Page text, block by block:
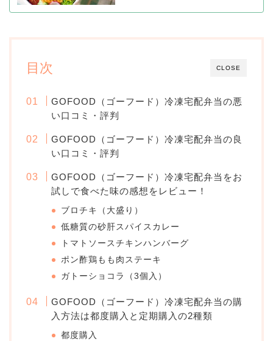
CLOSE
目次
GOFOOD（ゴーフード）冷凍宅配弁当の悪
い口コミ・評判
GOFOOD（ゴーフード）冷凍宅配弁当の良
い口コミ・評判
GOFOOD（ゴーフード）冷凍宅配弁当をお
試しで食べた味の感想をレビュー！
ブロチキ（大盛り）
低糖質の砂肝スパイスカレー
トマトソースチキンハンバーグ
ポン酢鶏もも肉ステーキ
ガトーショコラ（3個入）
GOFOOD（ゴーフード）冷凍宅配弁当の購
入方法は都度購入と定期購入の2種類
都度購入